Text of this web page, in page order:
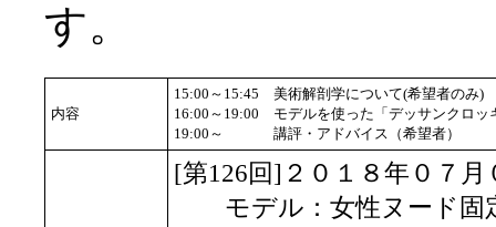
す。
内容
15:00～15:45
16:00～19:00
19:00～
美術解剖学について(希望者のみ)
モデルを使った「デッサンクロッ
講評・アドバイス（希望者）
[第126回]２０１８年０７月
モデル：女性ヌード固